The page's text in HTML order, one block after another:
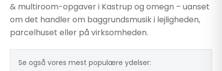
& multiroom-opgaver i Kastrup og omegn – uanset
om det handler om baggrundsmusik i lejligheden,
parcelhuset eller på virksomheden.
Se også vores mest populære ydelser: